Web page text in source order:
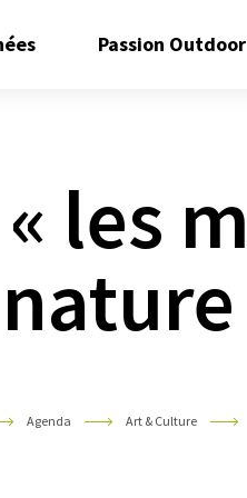
Ouvrir/FermerPassion Outdoor
les
Agenda Art & Culture